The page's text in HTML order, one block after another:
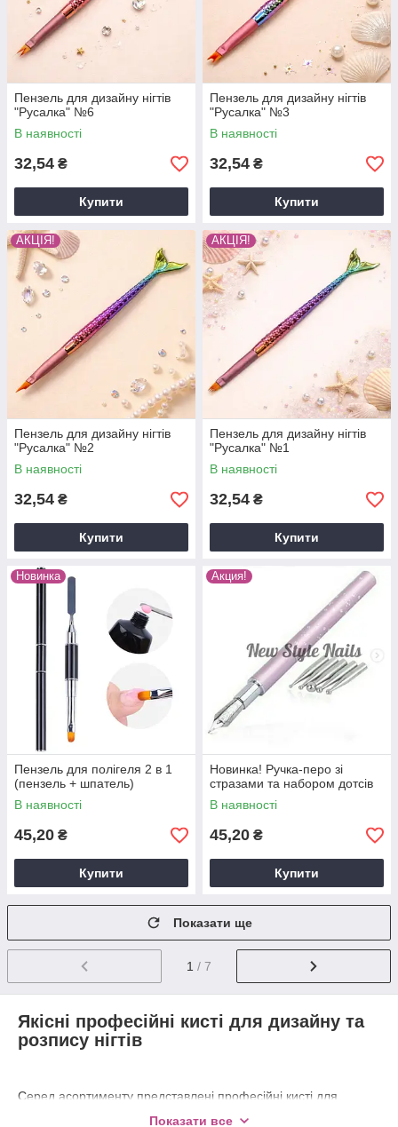
Пензель для дизайну нігтів
"Русалка" №6
В наявності
32,54 ₴
Купити
Пензель для дизайну нігтів
"Русалка" №3
В наявності
32,54 ₴
Купити
АКЦІЯ!
Пензель для дизайну нігтів
"Русалка" №2
В наявності
32,54 ₴
Купити
АКЦІЯ!
Пензель для дизайну нігтів
"Русалка" №1
В наявності
32,54 ₴
Купити
Новинка
Пензель для полігеля 2 в 1
(пензель + шпатель)
В наявності
45,20 ₴
Купити
Акция!
Новинка! Ручка-перо зі
стразами та набором дотсів
В наявності
45,20 ₴
Купити
Показати ще
1 / 7
Якісні професійні кисті для дизайну та
розпису нігтів
Серед асортименту представлені професійні кисті для
Показати все